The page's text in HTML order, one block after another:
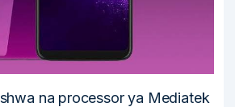
na processor ya Mediatek